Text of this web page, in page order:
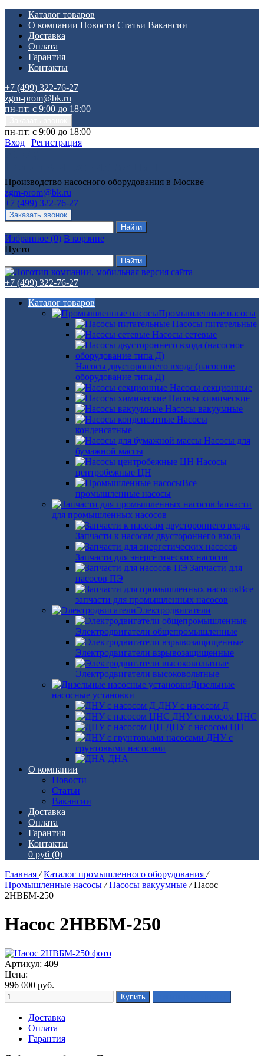
Каталог товаров
О компании Новости Статьи Вакансии
Доставка
Оплата
Гарантия
Контакты
+7 (499) 322-76-27
zgm-prom@bk.ru
пн-пт: с 9:00 до 18:00
пн-пт: с 9:00 до 18:00
Вход | Регистрация
Производство насосного оборудования в Москве
zgm-prom@bk.ru
+7 (499) 322-76-27
Избранное (0) В корзине
Пусто
+7 (499) 322-76-27
Каталог товаров
Промышленные насосы
Насосы питательные
Насосы сетевые
Насосы двустороннего входа (насосное
оборудование типа Д)
Насосы секционные
Насосы химические
Насосы вакуумные
Насосы
конденсатные
Насосы для
бумажной массы
Насосы
центробежные ЦН
Все
промышленные насосы
Запчасти
для промышленных насосов
Запчасти к насосам двустороннего входа
Запчасти для энергетических насосов
Запчасти для
насосов ПЭ
Все
запчасти для промышленных насосов
Электродвигатели
Электродвигатели общепромышленные
Электродвигатели взрывозащищенные
Электродвигатели высоковольтные
Дизельные
насосные установки
ДНУ с насосом Д
ДНУ с насосом ЦНС
ДНУ с насосом ЦН
ДНУ с
грунтовыми насосами
ДНА
О компании
Новости
Статьи
Вакансии
Доставка
Оплата
Гарантия
Контакты
0 руб (0)
Главная / Каталог промышленного оборудования /
Промышленные насосы / Насосы вакуумные / Насос
2НВБМ-250
Насос 2НВБМ-250
Артикул: 409
Цена:
996 000 руб.
Доставка
Оплата
Гарантия